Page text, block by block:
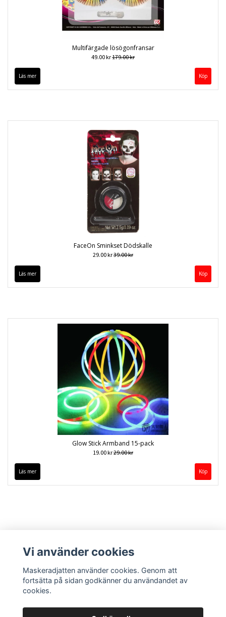
Multifärgade lösögonfransar
49.00 kr179.00 kr
Läs mer
FaceOn Sminkset Dödskalle
29.00 kr39.00 kr
Läs mer
Glow Stick Armband 15-pack
19.00 kr29.00 kr
Läs mer
Kontakt Köpvillkor
Vi använder cookies
Maskeradjatten använder cookies. Genom att
fortsätta på sidan godkänner du användandet av
cookies.